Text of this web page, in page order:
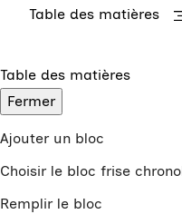
Table des matières
Table des matières
Fermer
Ajouter un bloc
Choisir le bloc frise
Remplir le bloc